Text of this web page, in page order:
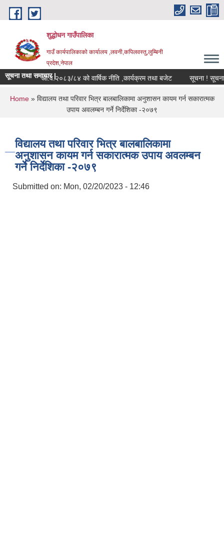
Skip to main content
शुद्धोधन गाउँपालिका
गाउँ कार्यपालिकाको कार्यालय ,लवनी,कपिलवस्तु,लुम्बिनी
प्रदेश,नेपाल
सूचना तथा समाचार |आ.व.२०८३/८४ को वार्षिक नीति ,कार्यक्रम तथा बजेट सूचना ! सूचना
You are here
Home» विद्यालय तथा परिवार भित्र बालबालिकामा अनुशासन कायम गर्न सकारात्मक
उपाय अवलम्बन गर्ने निर्देशिका -२०७९
विद्यालय तथा परिवार भित्र बालबालिकामा
अनुशासन कायम गर्न सकारात्मक उपाय अवलम्बन
गर्ने निर्देशिका -२०७९
Submitted on: Mon, 02/20/2023 - 12:46